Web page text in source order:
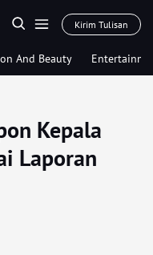
Kirim Tulisan
And Beauty
Kepala
Laporan